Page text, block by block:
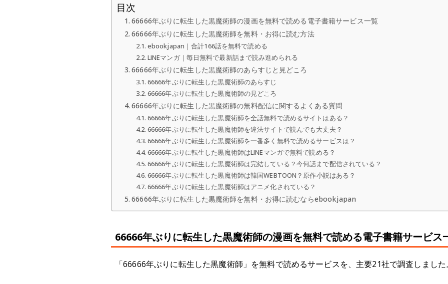
目次
66666年ぶりに転生した黒魔術師の漫画を無料で読める電子書籍サービス一覧
66666年ぶりに転生した黒魔術師を無料・お得に読む方法
ebookjapan｜合計166話を無料で読める
LINEマンガ｜毎日無料で最新話まで読み進められる
66666年ぶりに転生した黒魔術師のあらすじと見どころ
66666年ぶりに転生した黒魔術師のあらすじ
66666年ぶりに転生した黒魔術師の見どころ
66666年ぶりに転生した黒魔術師の無料配信に関するよくある質問
66666年ぶりに転生した黒魔術師を全話無料で読めるサイトはある？
66666年ぶりに転生した黒魔術師を違法サイトで読んでも大丈夫？
66666年ぶりに転生した黒魔術師を一番多く無料で読めるサービスは？
66666年ぶりに転生した黒魔術師はLINEマンガで無料で読める？
66666年ぶりに転生した黒魔術師は完結している？今何話まで配信されている？
66666年ぶりに転生した黒魔術師は韓国WEBTOON？原作小説はある？
66666年ぶりに転生した黒魔術師はアニメ化されている？
66666年ぶりに転生した黒魔術師を無料・お得に読むならebookjapan
66666年ぶりに転生した黒魔術師の漫画を無料で読める電子書籍サービス
「66666年ぶりに転生した黒魔術師」を無料で読めるサービスを、主要21社で調査しまし